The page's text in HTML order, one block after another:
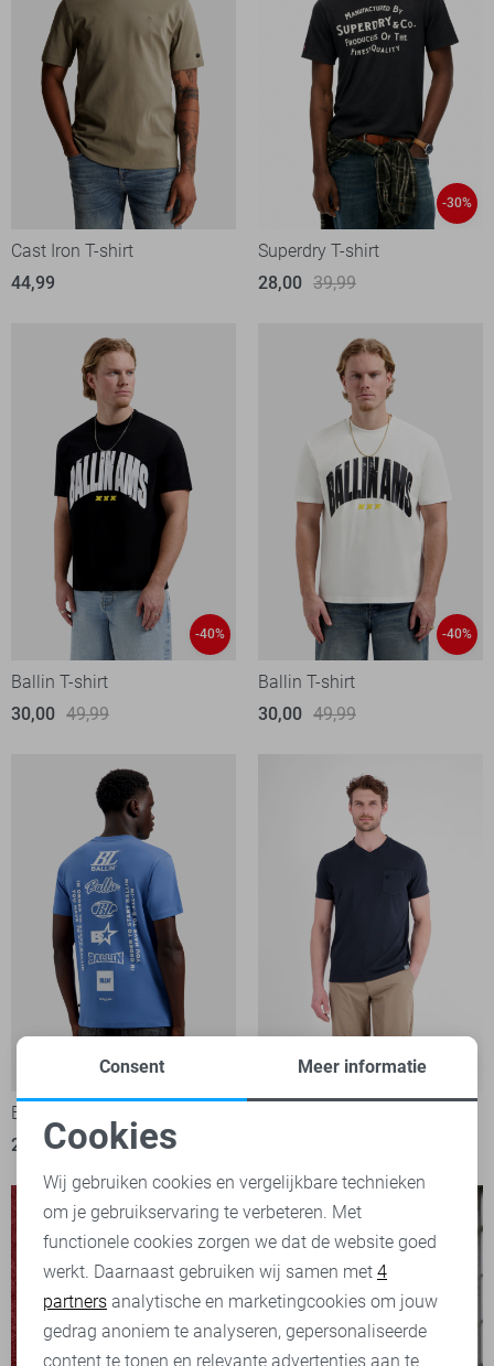
Cast Iron T-shirt
44,99
-30%
Superdry T-shirt
28,00 39,99
-40%
Ballin T-shirt
30,00 49,99
-40%
Ballin T-shirt
30,00 49,99
Ballin T-shirt
25,00
49,99
Noodzakelijke cookies
Personalisatie cookies
Analytische cookies
Marketing cookies
Consent Meer informatie
Cookies
Wij gebruiken cookies en vergelijkbare technieken
om je gebruikservaring te verbeteren. Met
functionele cookies zorgen we dat de website goed
werkt. Daarnaast gebruiken wij samen met 4
partners analytische en marketingcookies om jouw
gedrag anoniem te analyseren, gepersonaliseerde
content te tonen en relevante advertenties aan te